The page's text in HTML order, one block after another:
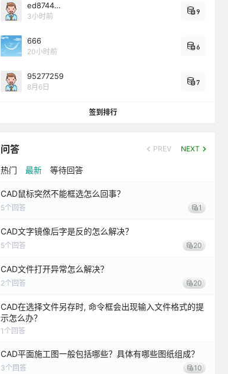
ed8744…
3小时前
9
666
20小时前
6
95277259
8月6日
7
签到排行
问答 PREV NEXT
热门 最新 等待回答
CAD鼠标突然不能框选怎么回事？
5个回答 1
CAD文字镜像后字是反的怎么解决？
5个回答 20
CAD文件打开异常怎么解决？
2个回答 20
CAD在选择文件另存时, 命令框会出现输入文件格式的提
示怎么办？
1 个回答
CAD平面施工图一般包括哪些？具体有哪些图纸组成？
3个回答 10